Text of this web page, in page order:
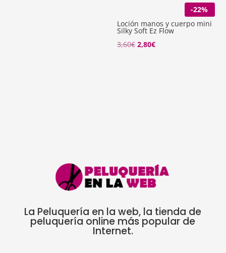
-22%
Loción manos y cuerpo mini
Silky Soft Ez Flow
3,60€ El
2,80€El
La Peluquería en la web, la tienda de
peluquería online más popular de
Internet.